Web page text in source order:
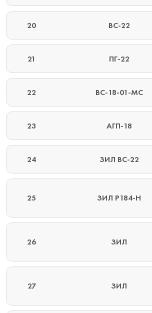
20 ВС-22
21 ПГ-22
22 ВС-18-01-МС
23 АГП-18
24 ЗИЛ ВС-22
25 ЗИЛ P184-H
26 ЗИЛ
27 ЗИЛ